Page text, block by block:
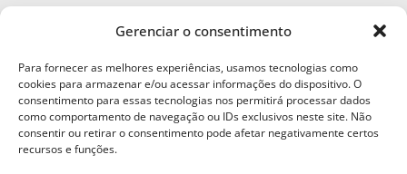
Gerenciar o consentimento
Para fornecer as melhores experiências, usamos tecnologias como
cookies para armazenar e/ou acessar informações do dispositivo. O
consentimento para essas tecnologias nos permitirá processar dados
como comportamento de navegação ou IDs exclusivos neste site. Não
consentir ou retirar o consentimento pode afetar negativamente certos
recursos e funções.
portaleufemea@gmail.com